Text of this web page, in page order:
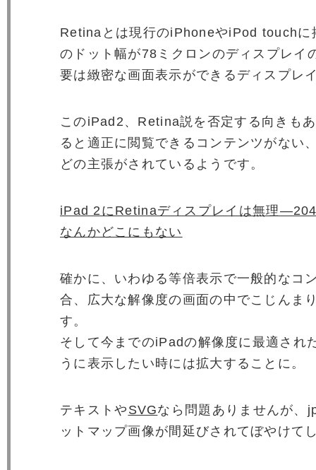
Retinaとは現行のiPhoneやiPod touchに
のドット幅が78ミクロンのディスプレイ
要は緻密な画面表示ができるディスプレ
このiPad2、Retina説を否定する向きも
ると適正に閲覧できるコンテンツがない
どの主張がされているようです。
iPad 2にRetinaディスプレイは無理
なんかどこにもない
確かに、いわゆる等倍表示で一般的なコ
合、広大な解像度の画面の中でこじんま
す。
そして今までのiPadの解像度に最適され
うに表示したい時には拡大することに。
テキストや SVGなら問題ありませんが、
ットマップ画像が間延びされてぼやけて